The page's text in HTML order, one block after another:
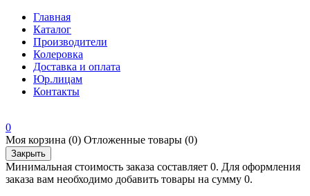
Главная
Каталог
Производители
Колеровка
Доставка и оплата
Юр.лицам
Контакты
0
Моя корзина (0) Отложенные товары (0)
Закрыть
Минимальная стоимость заказа составляет 0. Для оформления
заказа вам необходимо добавить товары на сумму 0.